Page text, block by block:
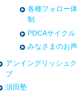
各種フォロー
制
PDCAサイクル
みなさまのお
アンイングリッシュ
ブ
須田塾